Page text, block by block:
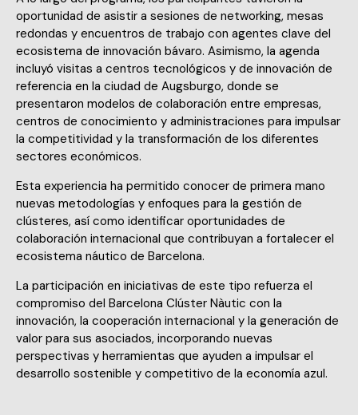
oportunidad de asistir a sesiones de networking, mesas
redondas y encuentros de trabajo con agentes clave del
ecosistema de innovación bávaro. Asimismo, la agenda
incluyó visitas a centros tecnológicos y de innovación de
referencia en la ciudad de Augsburgo, donde se
presentaron modelos de colaboración entre empresas,
centros de conocimiento y administraciones para impulsar
la competitividad y la transformación de los diferentes
sectores económicos.
Esta experiencia ha permitido conocer de primera mano
nuevas metodologías y enfoques para la gestión de
clústeres, así como identificar oportunidades de
colaboración internacional que contribuyan a fortalecer el
ecosistema náutico de Barcelona.
La participación en iniciativas de este tipo refuerza el
compromiso del Barcelona Clúster Nàutic con la
innovación, la cooperación internacional y la generación de
valor para sus asociados, incorporando nuevas
perspectivas y herramientas que ayuden a impulsar el
desarrollo sostenible y competitivo de la economía azul.